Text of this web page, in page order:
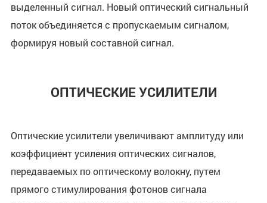
выделенный сигнал. Новый оптический сигнальный
поток объединяется с пропускаемым сигналом,
формируя новый составной сигнал.
ОПТИЧЕСКИЕ УСИЛИТЕЛИ
Оптические усилители увеличивают амплитуду или
коэффициент усиления оптических сигналов,
передаваемых по оптическому волокну, путем
прямого стимулирования фотонов сигнала